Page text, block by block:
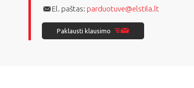
El. paštas: parduotuve@elstila.lt
Paklausti klausimo